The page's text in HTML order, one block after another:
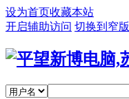
设为首页收藏本站
开启辅助访问 切换到窄版